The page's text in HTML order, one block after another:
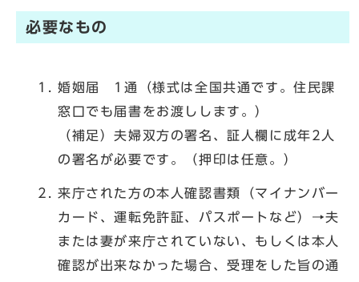
必要なもの
婚姻届 1通（様式は全国共通です。住民課
窓口でも届書をお渡しします。）
（補足）夫婦双方の署名、証人欄に成年2人
の署名が必要です。（押印は任意。）
来庁された方の本人確認書類（マイナンバー
カード、運転免許証、パスポートなど）→夫
または妻が来庁されていない、もしくは本人
確認が出来なかった場合、受理をした旨の通